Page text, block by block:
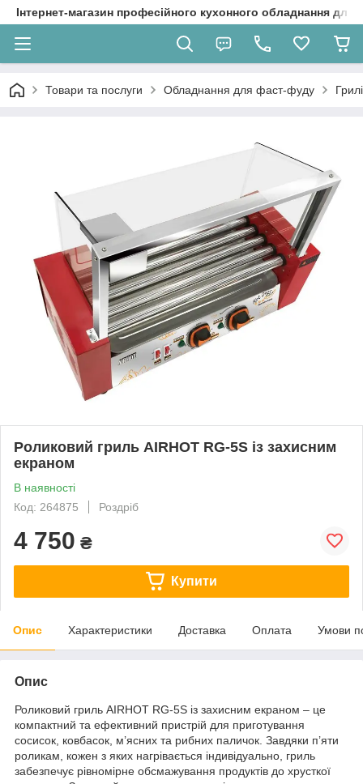
Інтернет-магазин професійного кухонного обладнання
Товари та послуги Обладнання для фаст-фуду
Роликовий гриль AIRHOT RG-5S із захисним
екраном
В наявності
Код: 264875
Роздріб
4 750 ₴
Купити
Опис Характеристики Доставка Оплата Умови
Опис
Роликовий гриль AIRHOT RG-5S із захисним екраном – це
компактний та ефективний пристрій для приготування
сосисок, ковбасок, м’ясних та рибних паличок. Завдяки п’яти
роликам, кожен з яких нагрівається індивідуально, гриль
забезпечує рівномірне обсмажування продуктів до хрусткої